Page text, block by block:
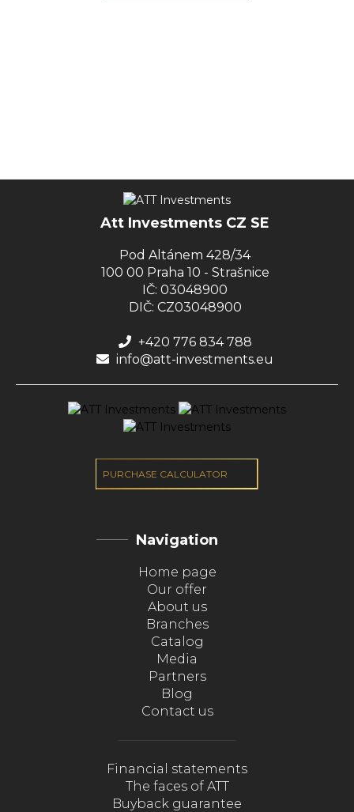
Att Investments CZ SE
Pod Altánem 428/34
100 00 Praha 10 - Strašnice
IČ: 03048900
DIČ: CZ03048900
+420 776 834 788
info@att-investments.eu
PURCHASE CALCULATOR
Navigation
Home page
Our offer
About us
Branches
Catalog
Media
Partners
Blog
Contact us
Financial statements
The faces of ATT
Buyback guarantee